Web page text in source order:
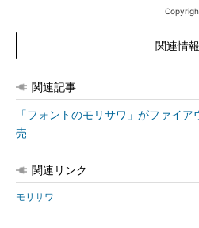
関連情報
関連記事
「フォントのモリサワ」がファイ
売
関連リンク
モリサワ